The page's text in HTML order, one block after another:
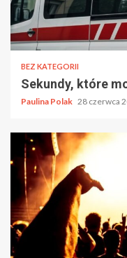
BEZ KATEGORII
Sekundy, które
Paulina Polak 28 czerwca